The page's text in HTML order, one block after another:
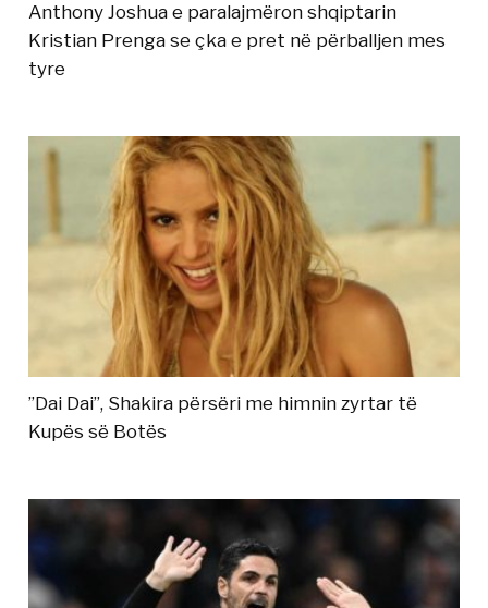
Anthony Joshua e paralajmëron shqiptarin
Kristian Prenga se çka e pret në përballjen mes
tyre
”Dai Dai”, Shakira përsëri me himnin zyrtar të
Kupës së Botës